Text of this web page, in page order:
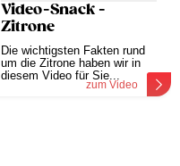
Video-Snack -
Zitrone
Die wichtigsten Fakten rund
um die Zitrone haben wir in
diesem Video für Sie...
zum Video